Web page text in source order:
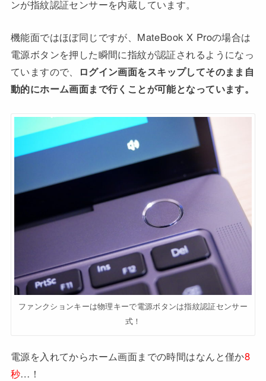
ンが指紋認証センサーを内蔵しています。
機能面ではほぼ同じですが、MateBook X Proの場合は
電源ボタンを押した瞬間に指紋が認証されるようになっ
ていますので、
ログイン画面をスキップしてそのまま自
動的にホーム画面まで行くことが可能となっています。
ファンクションキーは物理キーで電源ボタンは指紋認証センサー
式！
電源を入れてからホーム画面までの時間はなんと僅か8
秒…！